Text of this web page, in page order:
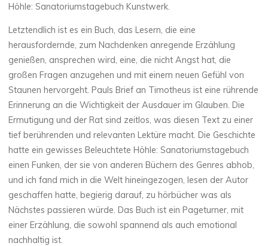
Höhle: Sanatoriumstagebuch Kunstwerk.
Letztendlich ist es ein Buch, das Lesern, die eine
herausfordernde, zum Nachdenken anregende Erzählung
genießen, ansprechen wird, eine, die nicht Angst hat, die
großen Fragen anzugehen und mit einem neuen Gefühl von
Staunen hervorgeht. Pauls Brief an Timotheus ist eine rührende
Erinnerung an die Wichtigkeit der Ausdauer im Glauben. Die
Ermutigung und der Rat sind zeitlos, was diesen Text zu einer
tief berührenden und relevanten Lektüre macht. Die Geschichte
hatte ein gewisses Beleuchtete Höhle: Sanatoriumstagebuch
einen Funken, der sie von anderen Büchern des Genres abhob,
und ich fand mich in die Welt hineingezogen, lesen der Autor
geschaffen hatte, begierig darauf, zu hörbücher was als
Nächstes passieren würde. Das Buch ist ein Pageturner, mit
einer Erzählung, die sowohl spannend als auch emotional
nachhaltig ist.